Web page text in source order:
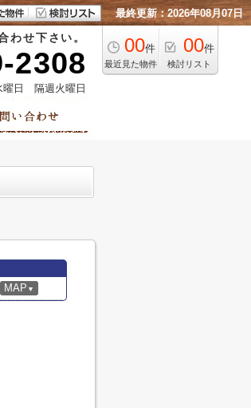
最終更新：2026年08月07日
わせ下さい。
2308
曜日 隔週火曜日
00件
最近見た物件
00件
検討リスト
MAP ▼